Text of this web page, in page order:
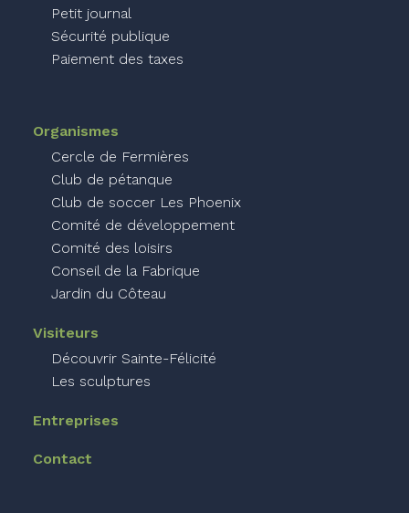
Petit journal
Sécurité publique
Paiement des taxes
Organismes
Cercle de Fermières
Club de pétanque
Club de soccer Les Phoenix
Comité de développement
Comité des loisirs
Conseil de la Fabrique
Jardin du Côteau
Visiteurs
Découvrir Sainte-Félicité
Les sculptures
Entreprises
Contact